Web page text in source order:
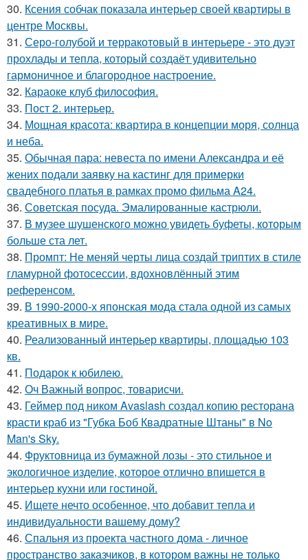
30. Ксения собчак показала интерьер своей квартиры в
центре Москвы.
31. Серо-голубой и терракотовый в интерьере - это дуэт
прохлады и тепла, который создаёт удивительно
гармоничное и благородное настроение.
32. Караоке клуб философия.
33. Пост 2. интерьер.
34. Мощная красота: квартира в концепции моря, солнца
и неба.
35. Обычная пара: невеста по имени Александра и её
жених подали заявку на кастинг для примерки
свадебного платья в рамках промо фильма A24.
36. Советская посуда. Эмалированные кастрюли.
37. В музее шушенского можно увидеть буфеты, которым
больше ста лет.
38. Промпт: Не меняй черты лица создай триптих в стиле
гламурной фотосессии, вдохновлённый этим
референсом.
39. В 1990-2000-х японская мода стала одной из самых
креативных в мире.
40. Реализованный интерьер квартиры, площадью 103
кв.
41. Подарок к юбилею.
42. Оч Важный вопрос, товарисчи.
43. Геймер под ником Avaslash создал копию ресторана
красти краб из "Губка Боб Квадратные Штаны" в No
Man's Sky.
44. Фруктовница из бумажной лозы - это стильное и
экологичное изделие, которое отлично впишется в
интерьер кухни или гостиной.
45. Ищете нечто особенное, что добавит тепла и
индивидуальности вашему дому?
46. Спальня из проекта частного дома - личное
пространство заказчиков, в котором важны не только